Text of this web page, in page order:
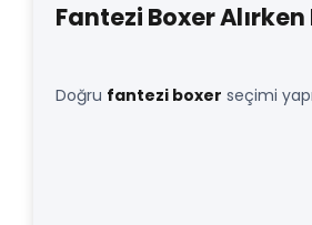
Fantezi Boxer
Doğru fantezi boxer seçimi